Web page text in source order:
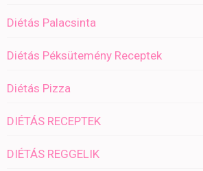
Diétás Palacsinta
Diétás Péksütemény Receptek
Diétás Pizza
DIÉTÁS RECEPTEK
DIÉTÁS REGGELIK